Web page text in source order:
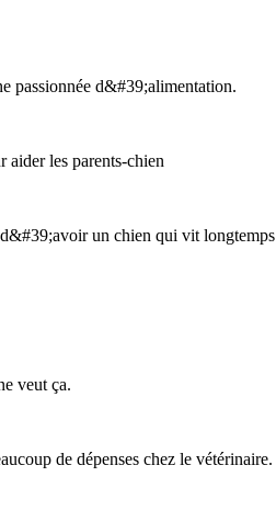
passionnée d&#39;alimentation.
aider les parents-chien
un chien qui vit longtemps
veut ça.
de dépenses chez le vétérinaire.